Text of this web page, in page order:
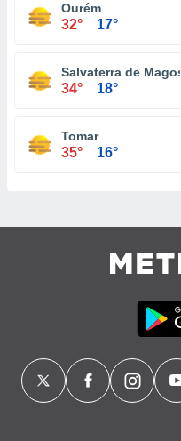
Ourém
32° 17°
Salvaterra de Magos
34° 18°
Tomar
35° 16°